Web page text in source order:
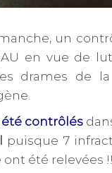
un
en vue de
drames de
contrôlés
puisque 7
ont été relevées